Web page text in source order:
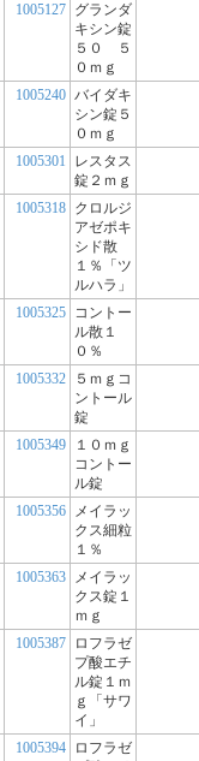
1005127 グランダ
キシン錠
５０ ５
０ｍｇ
1005240 バイダキ
シン錠５
０ｍｇ
1005301
レスタス
錠２ｍｇ
1005318 クロルジ
アゼポキ
シド散
１％「ツ
ルハラ」
1005325 コントー
ル散１
０％
1005332
５ｍｇコ
ントール
錠
1005349
１０ｍｇ
コントー
ル錠
1005356
メイラッ
クス細粒
１％
1005363
メイラッ
クス錠１
ｍｇ
1005387
ロフラゼ
プ酸エチ
ル錠１ｍ
ｇ「サワ
イ」
1005394
ロフラゼ